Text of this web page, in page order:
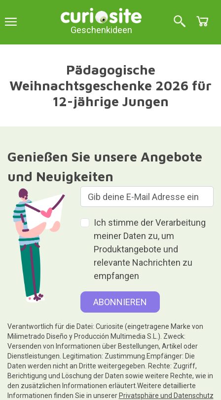
Geschenkideen
Pädagogische
Weihnachtsgeschenke 2026 für
12-jährige Jungen
Genießen Sie unsere Angebote
und Neuigkeiten
Ich stimme der Verarbeitung
meiner Daten zu, um
Produktangebote und
relevante Nachrichten zu
empfangen
Verantwortlich für die Datei: Curiosite (eingetragene Marke von
Milimetrado Diseño y Producción Multimedia S.L.). Zweck:
Versenden von Informationen über Bestellungen, Artikel oder
Dienstleistungen. Legitimation: Zustimmung.Empfänger: Die
Daten werden nicht an Dritte weitergegeben. Rechte: Zugriff,
Berichtigung und Löschung der Daten sowie weitere Rechte, wie in
den zusätzlichen Informationen erläutert.Weitere detaillierte
Informationen finden Sie in unsererPrivatsphäre und Datenschutz